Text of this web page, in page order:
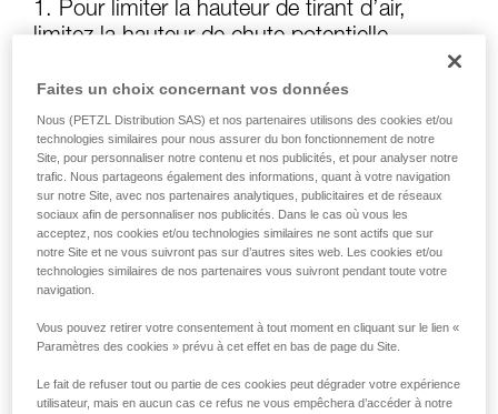
1. Pour limiter la hauteur de tirant d’air,
limitez la hauteur de chute potentielle
La position de l’ASAP ou de l’ASAP LOCK, par rapport à
l’utilisateur, influe sur la hauteur de chute et donc sur la
longueur de déchirement de l’absorbeur d’énergie : ces
deux éléments augmentent le tirant d’air.
Gardez autant que possible l’ASAP ou l’ASAP LOCK au-
dessus du point d’attache de votre harnais
Faites un choix concernant vos données
Nous (PETZL Distribution SAS) et nos partenaires utilisons des cookies et/ou
technologies similaires pour nous assurer du bon fonctionnement de notre
Site, pour personnaliser notre contenu et nos publicités, et pour analyser notre
trafic. Nous partageons également des informations, quant à votre navigation
sur notre Site, avec nos partenaires analytiques, publicitaires et de réseaux
sociaux afin de personnaliser nos publicités. Dans le cas où vous les
acceptez, nos cookies et/ou technologies similaires ne sont actifs que sur
notre Site et ne vous suivront pas sur d’autres sites web. Les cookies et/ou
technologies similaires de nos partenaires vous suivront pendant toute votre
navigation.
Vous pouvez retirer votre consentement à tout moment en cliquant sur le lien «
Paramètres des cookies » prévu à cet effet en bas de page du Site.
Le fait de refuser tout ou partie de ces cookies peut dégrader votre expérience
utilisateur, mais en aucun cas ce refus ne vous empêchera d’accéder à notre